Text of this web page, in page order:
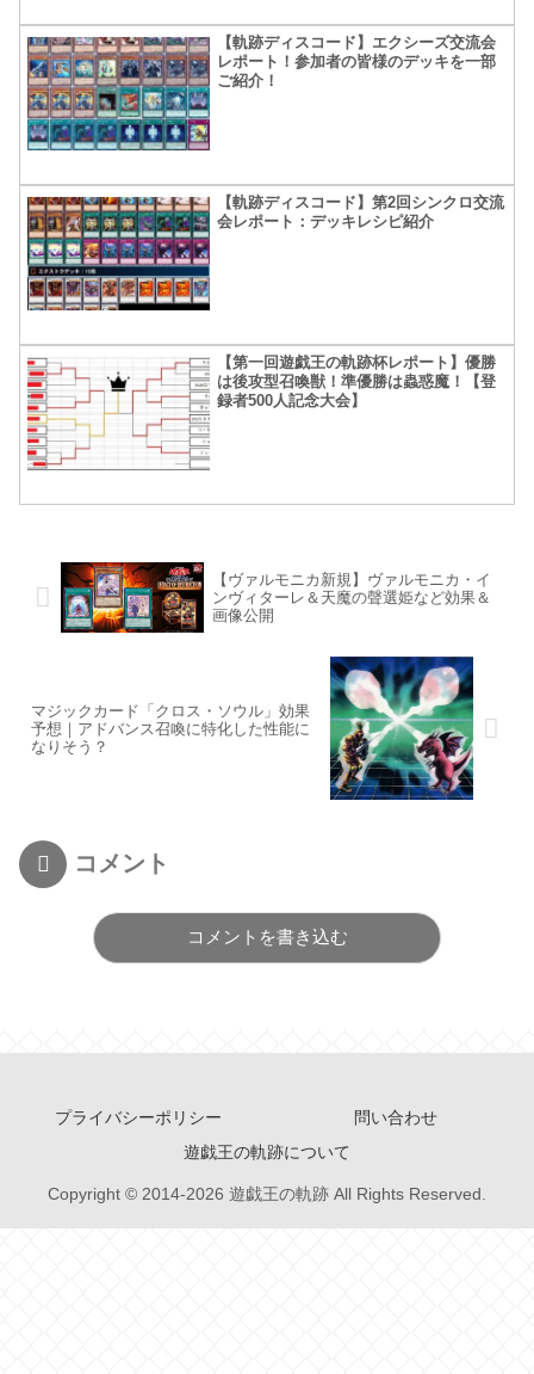
【軌跡ディスコード】エクシーズ交流会
レポート！参加者の皆様のデッキを一部
ご紹介！
【軌跡ディスコード】第2回シンクロ交流
会レポート：デッキレシピ紹介
【第一回遊戯王の軌跡杯レポート】優勝
は後攻型召喚獣！準優勝は蟲惑魔！【登
録者500人記念大会】
【ヴァルモニカ新規】ヴァルモニカ・イ
ンヴィターレ＆天魔の聲選姫など効果＆
画像公開
マジックカード「クロス・ソウル」効果
予想｜アドバンス召喚に特化した性能に
なりそう？
コメント
コメントを書き込む
プライバシーポリシー
問い合わせ
遊戯王の軌跡について
Copyright © 2014-2026 遊戯王の軌跡 All Rights Reserved.